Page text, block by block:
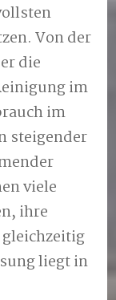
Von der
die
im
im
steigender
viele
ihre
liegt in